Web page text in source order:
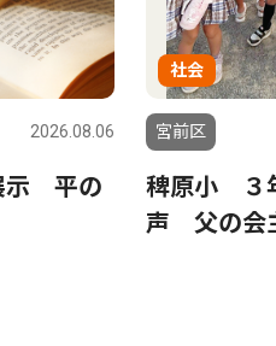
2026.08.06
示 平の
社会
宮前区
稗原小 ３
声 父の会